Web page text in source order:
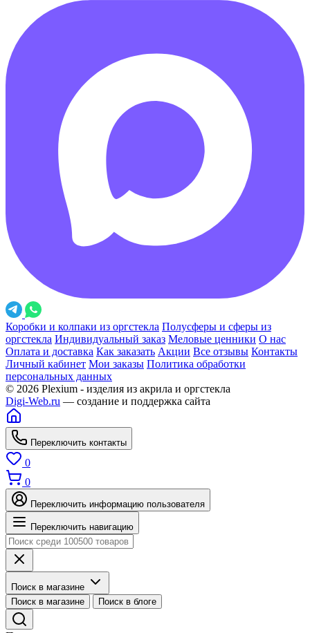
Коробки и колпаки из оргстекла Полусферы и сферы из
оргстекла Индивидуальный заказ Меловые ценники О нас
Оплата и доставка Как заказать Акции Все отзывы Контакты
Личный кабинет Мои заказы Политика обработки
персональных данных
© 2026 Plexium - изделия из акрила и оргстекла
Digi-Web.ru — создание и поддержка сайта
Переключить контакты
0
0
Переключить информацию пользователя
Переключить навигацию
Поиск в магазине
Поиск в магазине
Поиск в блоге